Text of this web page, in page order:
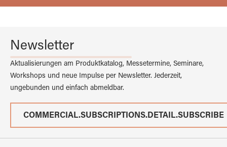
Newsletter
Aktualisierungen am Produktkatalog, Messetermine, Seminare,
Workshops und neue Impulse per Newsletter. Jederzeit,
ungebunden und einfach abmeldbar.
COMMERCIAL.SUBSCRIPTIONS.DETAIL.SUBSCRIBE